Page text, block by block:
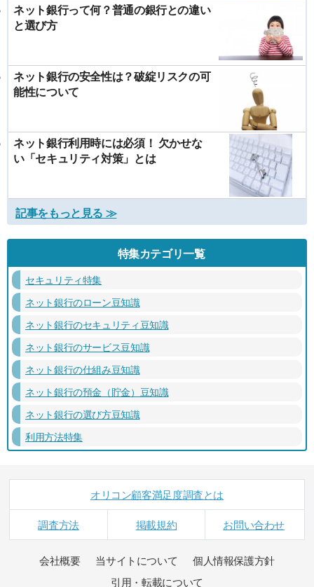
ネット銀行って何？普通の銀行との違い
と選び方
ネット銀行の安全性は？破綻リスクの可
能性について
ネット銀行利用時には必須！ 欠かせな
い「セキュリティ対策」とは
記事をもっと見る ≫
特集カテゴリ一覧
セキュリティ特集
ネット銀行のローン豆知識
ネット銀行のセキュリティ豆知識
ネット銀行のサービス豆知識
ネット銀行の仕組み豆知識
ネット銀行の預金（貯金）豆知識
ネット銀行の選び方豆知識
利用方法特集
オリコン顧客満足度調査とは
調査方法 掲載規約 お問い合わせ
会社概要 当サイトについて
個人情報保護方針
引用・転載について